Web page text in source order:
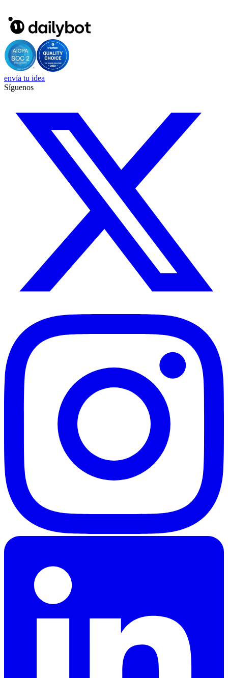
envía tu idea
Síguenos